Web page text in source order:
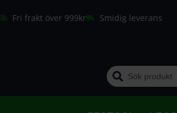
Fri frakt över 999kr Smidig leverans